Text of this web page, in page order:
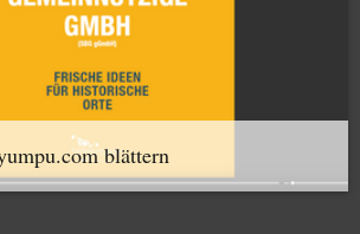
blättern